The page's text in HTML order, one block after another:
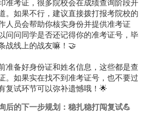
准考证，很多院校会在成绩查询阶段开
。如果不行，建议直接拨打报考院校的
人员会帮助你核实身份并提供准考证
问问同学是否还记得你的准考证号，毕
战线上的战友嘛！🤝
准备好身份证和姓名信息，这些都是查
。如果实在找不到准考证号，也不要过
复试环节可以弥补遗憾哦！🌟
后的下一步规划：稳扎稳打闯复试💪